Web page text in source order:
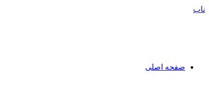
صفحه اصلی